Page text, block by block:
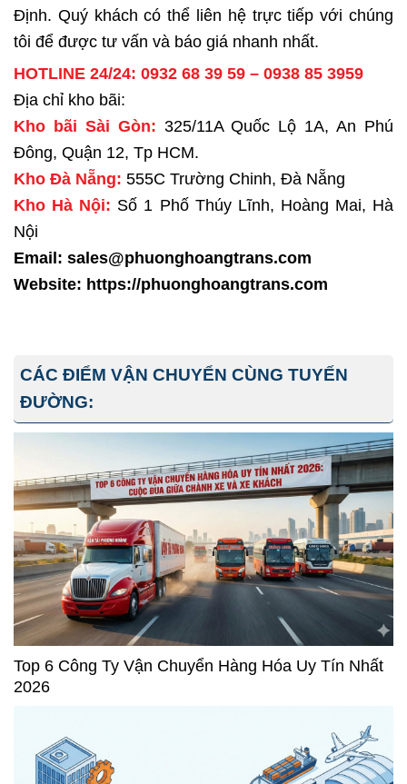
Định. Quý khách có thể liên hệ trực tiếp với chúng
tôi để được tư vấn và báo giá nhanh nhất.
HOTLINE 24/24: 0932 68 39 59 – 0938 85 3959
Địa chỉ kho bãi:
Kho bãi Sài Gòn: 325/11A Quốc Lộ 1A, An Phú
Đông, Quận 12, Tp HCM.
Kho Đà Nẵng: 555C Trường Chinh, Đà Nẵng
Kho Hà Nội: Số 1 Phố Thúy Lĩnh, Hoàng Mai, Hà
Nội
Email: sales@phuonghoangtrans.com
Website: https://phuonghoangtrans.com
CÁC ĐIỂM VẬN CHUYỂN CÙNG TUYẾN
ĐƯỜNG:
Top 6 Công Ty Vận Chuyển Hàng Hóa Uy Tín Nhất
2026